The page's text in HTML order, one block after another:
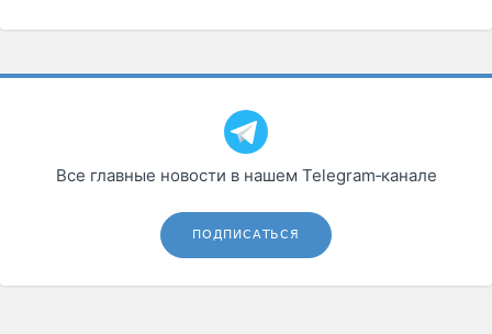
Все главные новости в нашем Telegram‑канале
ПОДПИСАТЬСЯ